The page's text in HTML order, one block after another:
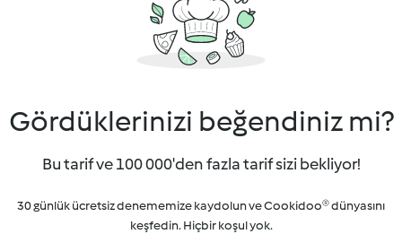
Gördüklerinizi beğendiniz mi?
Bu tarif ve 100 000'den fazla tarif sizi bekliyor!
30 günlük ücretsiz denememize kaydolun ve Cookidoo® dünyasını
keşfedin. Hiçbir koşul yok.